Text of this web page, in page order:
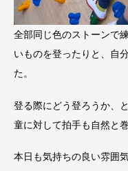
全部同じ色のストーンで
いものを登ったりと、自
た。
登る際にどう登ろうか、
童に対して拍手も自然と
本日も気持ちの良い雰囲